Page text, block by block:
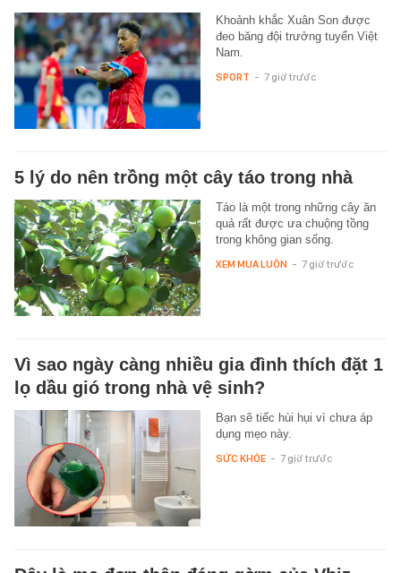
Khoảnh khắc Xuân Son được
đeo băng đội trưởng tuyển Việt
Nam.
SPORT - 7 giờ trước
5 lý do nên trồng một cây táo trong nhà
Táo là một trong những cây ăn
quả rất được ưa chuộng tồng
trong không gian sống.
XEM MUA LUÔN - 7 giờ trước
Vì sao ngày càng nhiều gia đình thích đặt 1
lọ dầu gió trong nhà vệ sinh?
Bạn sẽ tiếc hùi hụi vì chưa áp
dụng mẹo này.
SỨC KHỎE - 7 giờ trước